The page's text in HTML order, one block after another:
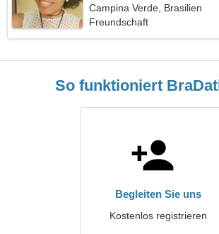
Campina Verde, Brasilien
Freundschaft
So funktioniert
Begleiten Sie uns
Kostenlos registrieren